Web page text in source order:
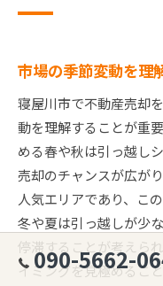
市場の季節変動を理
寝屋川市で不動産売却
動を理解することが重
める春や秋は引っ越し
売却のチャンスが広が
人気エリアであり、こ
冬や夏は引っ越しが少
停滞することが考えら
イミングを見極めるこ
090-5662-